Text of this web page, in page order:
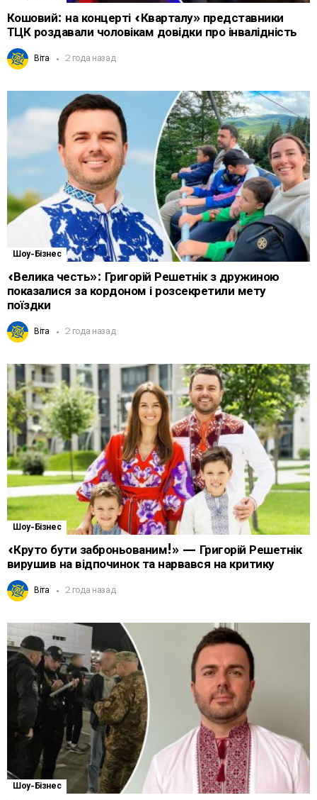
Кошовий: на концерті «Кварталу» представники
ТЦК роздавали чоловікам довідки про інвалідність
Віта 2 года назад
Шоу-Бізнес
«Велика честь»: Григорій Решетнік з дружиною
показалися за кордоном і розсекретили мету
поїздки
Віта 2 года назад
Шоу-Бізнес
«Круто бути заброньованим!» — Григорій Решетнік
вирушив на відпочинок та нарвався на критику
Віта 2 года назад
Шоу-Бізнес